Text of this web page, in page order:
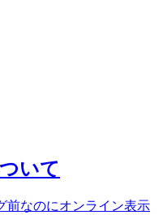
いて
前なのにオンライン表示